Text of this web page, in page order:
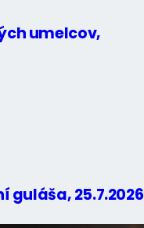
umelcov,
guláša, 25.7.2026